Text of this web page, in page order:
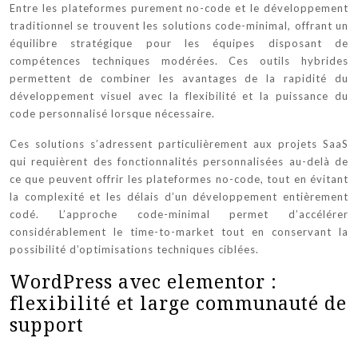
Entre les plateformes purement no-code et le développement
traditionnel se trouvent les solutions code-minimal, offrant un
équilibre stratégique pour les équipes disposant de
compétences techniques modérées. Ces outils hybrides
permettent de combiner les avantages de la rapidité du
développement visuel avec la flexibilité et la puissance du
code personnalisé lorsque nécessaire.
Ces solutions s’adressent particulièrement aux projets SaaS
qui requièrent des fonctionnalités personnalisées au-delà de
ce que peuvent offrir les plateformes no-code, tout en évitant
la complexité et les délais d’un développement entièrement
codé. L’approche code-minimal permet d’accélérer
considérablement le time-to-market tout en conservant la
possibilité d’optimisations techniques ciblées.
WordPress avec elementor :
flexibilité et large communauté de
support